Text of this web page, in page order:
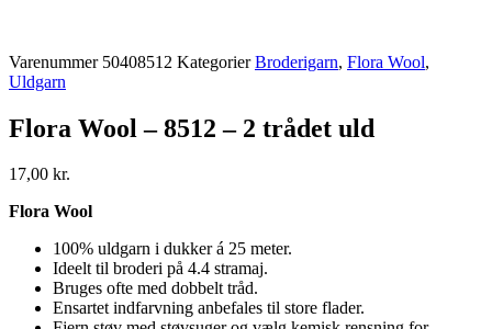
Varenummer 50408512 Kategorier Broderigarn, Flora Wool,
Uldgarn
Flora Wool – 8512 – 2 trådet uld
17,00 kr.
Flora Wool
100% uldgarn i dukker á 25 meter.
Ideelt til broderi på 4.4 stramaj.
Bruges ofte med dobbelt tråd.
Ensartet indfarvning anbefales til store flader.